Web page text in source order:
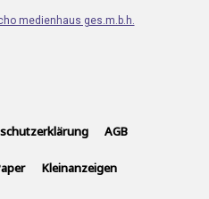
medienhaus ges.m.b.h.
AGB
Kleinanzeigen